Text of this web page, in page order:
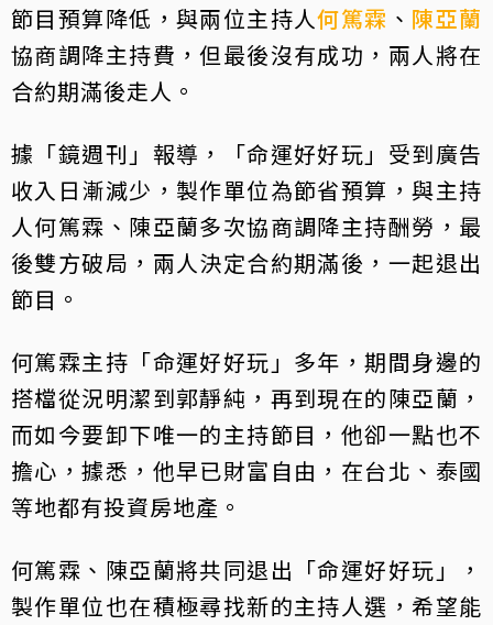
節目預算降低，與兩位主持人何篤霖 、 陳亞蘭
協商調降主持費，但最後沒有成功，兩人將在
合約期滿後走人。
據「鏡週刊」報導，「命運好好玩」受到廣告
收入日漸減少，製作單位為節省預算，與主持
人何篤霖、陳亞蘭多次協商調降主持酬勞，最
後雙方破局，兩人決定合約期滿後，一起退出
節目。
何篤霖主持「命運好好玩」多年，期間身邊的
搭檔從況明潔到郭靜純，再到現在的陳亞蘭，
而如今要卸下唯一的主持節目，他卻一點也不
擔心，據悉，他早已財富自由，在台北、泰國
等地都有投資房地產。
何篤霖、陳亞蘭將共同退出「命運好好玩」，
製作單位也在積極尋找新的主持人選，希望能